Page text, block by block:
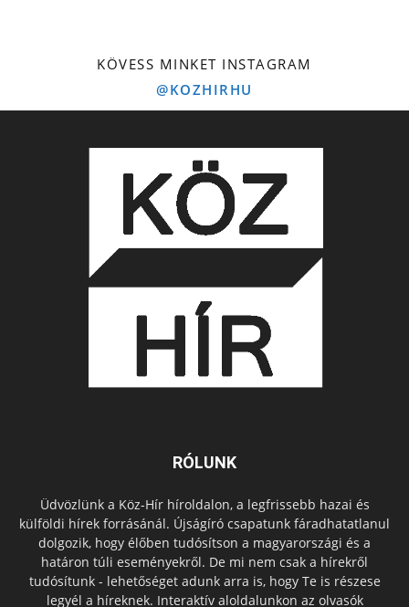
KÖVESS MINKET INSTAGRAM
@KOZHIRHU
RÓLUNK
Üdvözlünk a Köz-Hír híroldalon, a legfrissebb hazai és
külföldi hírek forrásánál. Újságíró csapatunk fáradhatatlanul
dolgozik, hogy élőben tudósítson a magyarországi és a
határon túli eseményekről. De mi nem csak a hírekről
tudósítunk - lehetőséget adunk arra is, hogy Te is részese
legyél a híreknek. Interaktív aloldalunkon az olvasók